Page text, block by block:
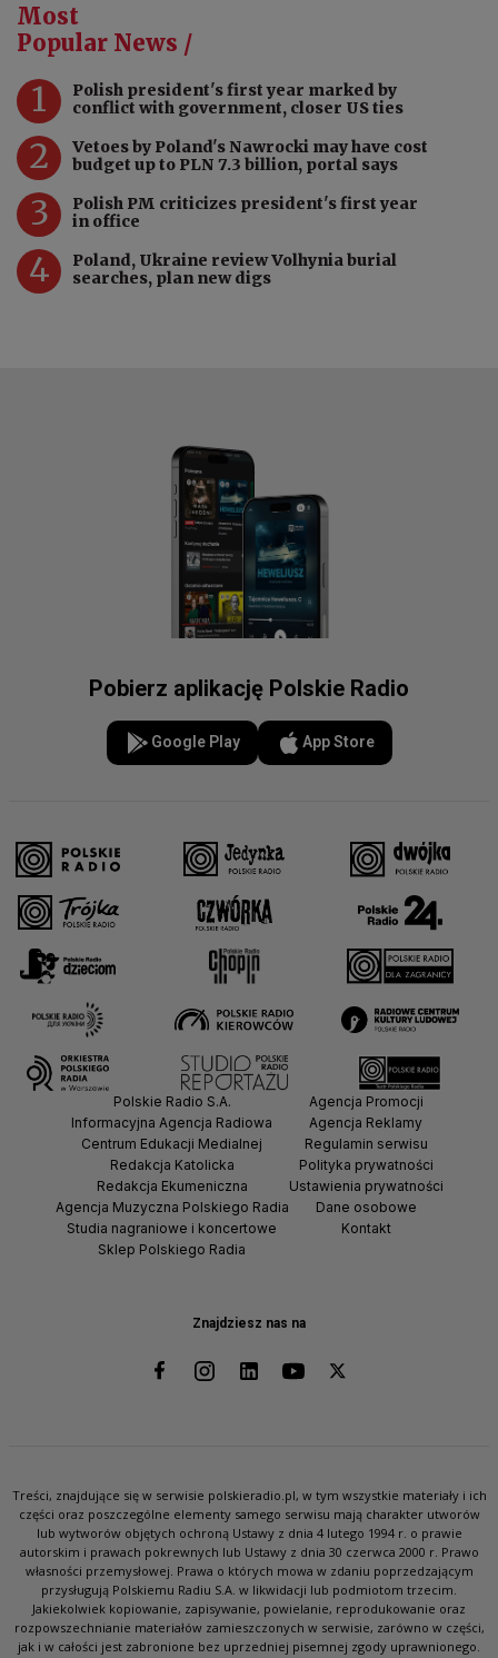
Most
Popular News /
1
Polish president's first year marked by
conflict with government, closer US ties
2
Vetoes by Poland's Nawrocki may have cost
budget up to PLN 7.3 billion, portal says
3
Polish PM criticizes president's first year
in office
4
Poland, Ukraine review Volhynia burial
searches, plan new digs
Pobierz aplikację Polskie Radio
Google Play App Store
Znajdziesz nas na
Polskie Radio S.A.
Informacyjna Agencja Radiowa
Centrum Edukacji Medialnej
Redakcja Katolicka
Redakcja Ekumeniczna
Agencja Muzyczna Polskiego Radia
Studia nagraniowe i koncertowe
Sklep Polskiego Radia
Agencja Promocji
Agencja Reklamy
Regulamin serwisu
Polityka prywatności
Ustawienia prywatności
Dane osobowe
Kontakt
Treści, znajdujące się w serwisie polskieradio.pl, w tym wszystkie materiały i ich
części oraz poszczególne elementy samego serwisu mają charakter utworów
lub wytworów objętych ochroną Ustawy z dnia 4 lutego 1994 r. o prawie
autorskim i prawach pokrewnych lub Ustawy z dnia 30 czerwca 2000 r. Prawo
własności przemysłowej. Prawa o których mowa w zdaniu poprzedzającym
przysługują Polskiemu Radiu S.A. w likwidacji lub podmiotom trzecim.
Jakiekolwiek kopiowanie, zapisywanie, powielanie, reprodukowanie oraz
rozpowszechnianie materiałów zamieszczonych w serwisie, zarówno w części,
jak i w całości jest zabronione bez uprzedniej pisemnej zgody uprawnionego.